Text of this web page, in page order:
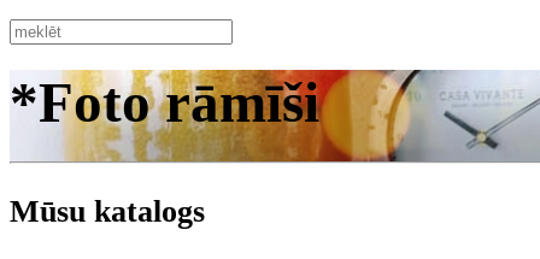
*Foto rāmīši
Mūsu katalogs